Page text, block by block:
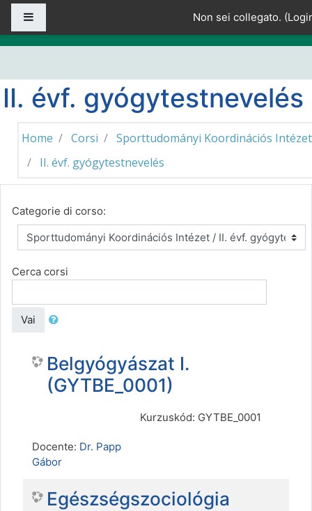
Vai al contenuto principale
Non sei collegato. (
II. évf. gyógytestnevelés
Home Corsi
Sporttudományi Koordinációs Intézet
II. évf. gyógytestnevelés
Categorie di corso:
Cerca corsi
Vai
Belgyógyászat I.
(GYTBE_0001)
Kurzuskód: GYTBE_0001
Docente: Dr. Papp
Gábor
Egészségszociológia